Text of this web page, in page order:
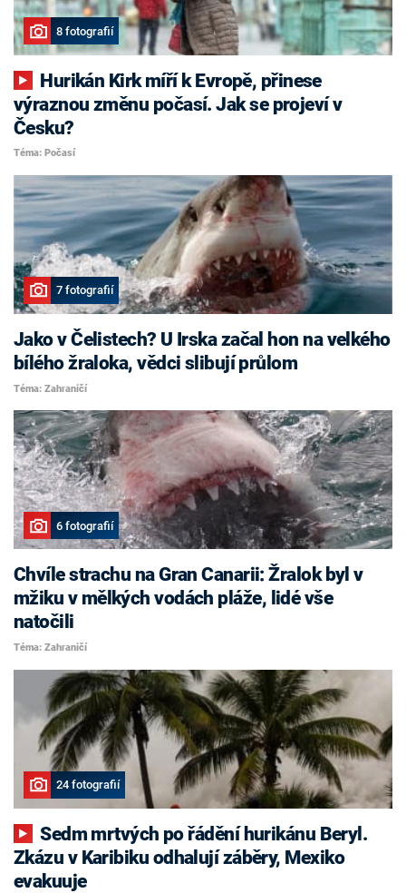
8 fotografií
výraznou změnu počasí. Jak se projeví v
Česku?
Téma: Počasí
7 fotografií
Jako v Čelistech? U Irska začal hon na velkého
bílého žraloka, vědci slibují průlom
Téma: Zahraničí
6 fotografií
Chvíle strachu na Gran Canarii: Žralok byl v
mžiku v mělkých vodách pláže, lidé vše
natočili
Téma: Zahraničí
24 fotografií
Sedm mrtvých po řádění hurikánu Beryl.
Zkázu v Karibiku odhalují záběry, Mexiko
evakuuje